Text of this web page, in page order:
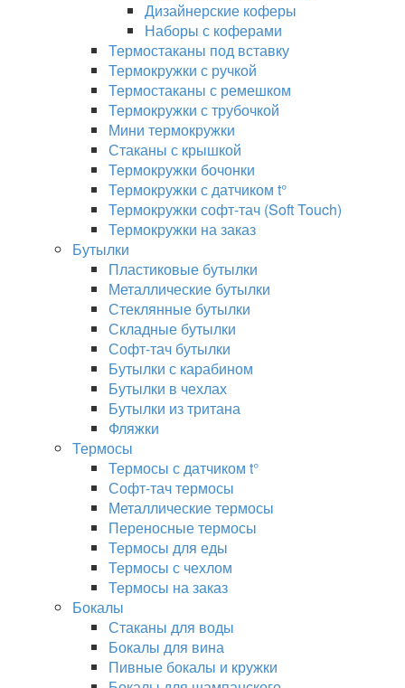
Дизайнерские коферы
Наборы с коферами
Термостаканы под вставку
Термокружки с ручкой
Термостаканы с ремешком
Термокружки с трубочкой
Мини термокружки
Стаканы с крышкой
Термокружки бочонки
Термокружки с датчиком t°
Термокружки софт-тач (Soft Touch)
Термокружки на заказ
Бутылки
Пластиковые бутылки
Металлические бутылки
Стеклянные бутылки
Складные бутылки
Софт-тач бутылки
Бутылки с карабином
Бутылки в чехлах
Бутылки из тритана
Фляжки
Термосы
Термосы с датчиком t°
Софт-тач термосы
Металлические термосы
Переносные термосы
Термосы для еды
Термосы с чехлом
Термосы на заказ
Бокалы
Стаканы для воды
Бокалы для вина
Пивные бокалы и кружки